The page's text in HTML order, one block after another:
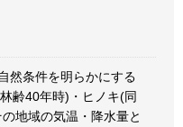
然条件を明らかにする
齢40年時)・ヒノキ(同
地域の気温・降水量と